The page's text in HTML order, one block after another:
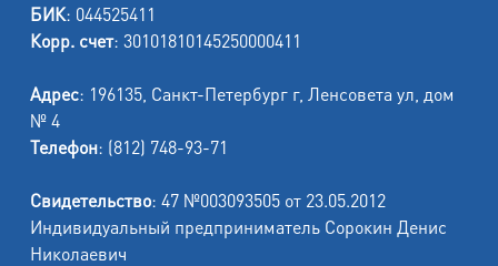
БИК: 044525411
Корр. счет: 30101810145250000411
Адрес: 196135, Санкт-Петербург г, Ленсовета ул, дом
№ 4
Телефон: (812) 748-93-71
Свидетельство: 47 №003093505 от 23.05.2012
Индивидуальный предприниматель Сорокин Денис
Николаевич